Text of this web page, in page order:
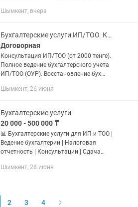
отчетность ✅ Разовый Импорт
Шымкент, вчера
Бухгалтерские услуги ИП/ТОО. Консультации.
Договорная
Консультация ИП/ТОО (от 2000 тенге).
Полное ведение бухгалтерского учета
ИП/ТОО (ОУР). Восстановление бух
налоговых отчетов ФНО 100, 200, 300,
Шымкент, 26 июня
Бухгалтерские услуги
20 000 - 500 000 ₸
📊 Бухгалтерские услуги для ИП и ТОО |
Ведение бухгалтерии | Налоговая
отчетность | Консультации | Сдача
срок.
Шымкент, 28 июня
2 3 4